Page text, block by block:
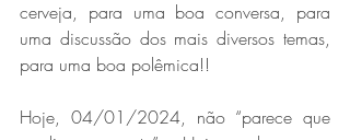
cerveja, para uma boa conversa, para
uma discussão dos mais diversos temas,
para uma boa polêmica!!
Hoje, 04/01/2024, não “parece que